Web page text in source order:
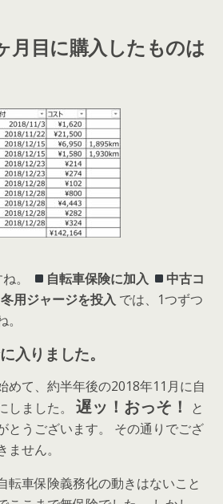
月目に購入したものは
。 自転車保険に加入
中古コ
冬用ジャージを投入 では、1つずつ
入りました。
めて、約半年後の2018年11月に自
しました。 遅ッ！おっそ！
と
とうございます。 その通りでござ
せん。
転車保険義務化の動きはないこと